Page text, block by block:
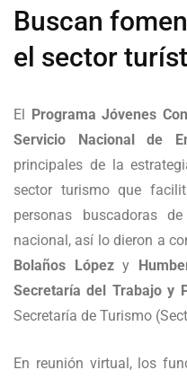
Buscan
el sector
El Programa Jóvenes
Servicio Nacional de
principales de la
sector turismo que
personas buscadoras
nacional, así lo dieron a
Bolaños Lópezy
Secretaría del Trabajo y
Secretaría de Turismo
En reunión virtual, los